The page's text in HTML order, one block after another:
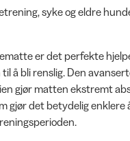
syke og eldre
er det perfekte
å bli renslig. Den
gjør matten ekstremt
gjør det betydelig enklere